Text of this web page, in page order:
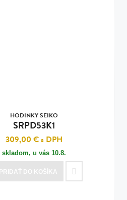
HODINKY SEIKO
SRPD53K1
309,00 €s DPH
skladom, u vás 10.8.
PRIDAŤ DO KOŠÍKA